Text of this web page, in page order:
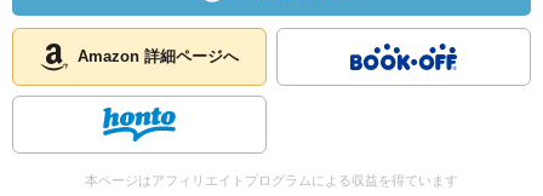
Amazon 詳細ページへ
本ページはアフィリエイトプログラムによる収益を得ています